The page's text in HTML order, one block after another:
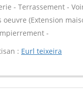
- Terrassement -
oeuvre (Extension
-
: Eurl teixeira